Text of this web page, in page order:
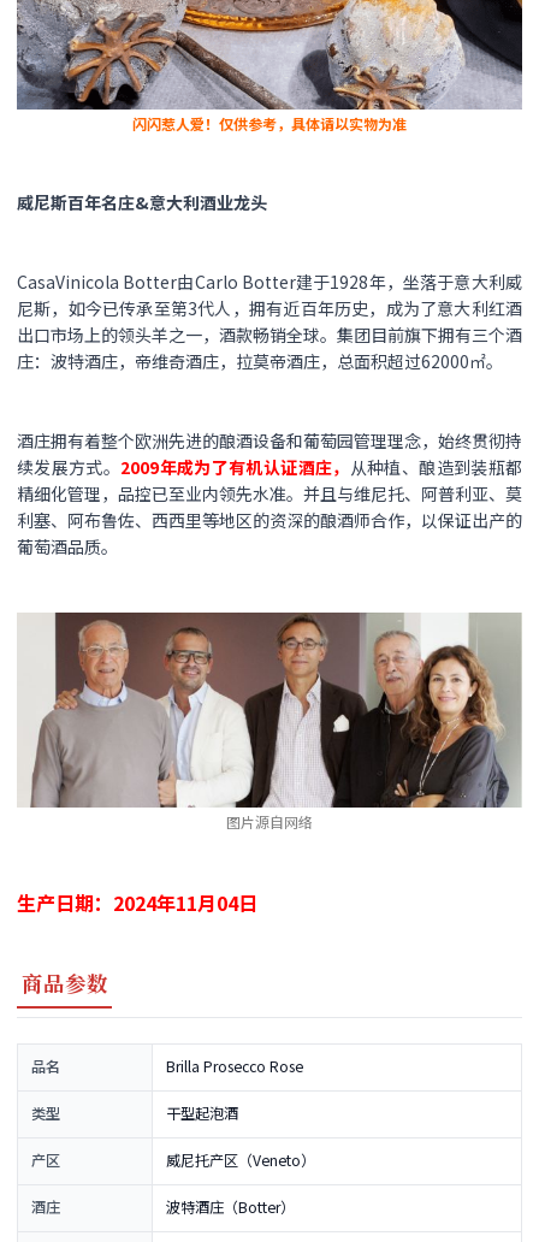
闪闪惹人爱！仅供参考，具体请以实物为准
威尼斯百年名庄&意大利酒业龙头
CasaVinicola Botter由Carlo Botter建于1928年，坐落于意大利威
尼斯，如今已传承至第3代人，拥有近百年历史，成为了意大利红酒
出口市场上的领头羊之一，酒款畅销全球。集团目前旗下拥有三个酒
庄：波特酒庄，帝维奇酒庄，拉莫帝酒庄，总面积超过62000㎡。
酒庄拥有着整个欧洲先进的酿酒设备和葡萄园管理理念，始终贯彻持
续发展方式。 2009年成为了有机认证酒庄， 从种植、酿造到装瓶都
精细化管理，品控已至业内领先水准。并且与维尼托、阿普利亚、莫
利塞、阿布鲁佐、西西里等地区的资深的酿酒师合作，以保证出产的
葡萄酒品质。
图片源自网络
生产日期：2024年11月04日
商品参数
品名 Brilla Prosecco Rose
类型 干型起泡酒
产区 威尼托产区（Veneto）
酒庄 波特酒庄（Botter）